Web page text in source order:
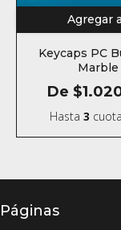
Agregar
Keycaps PC
De
Hasta 3
Páginas